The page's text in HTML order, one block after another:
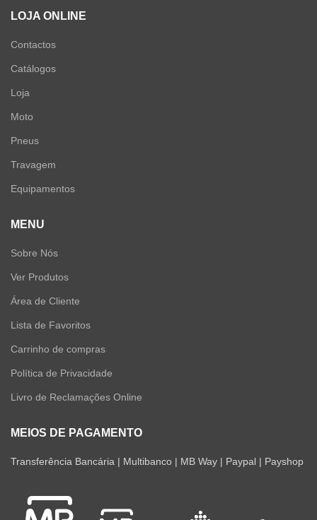
LOJA ONLINE
Contactos
Catálogos
Loja
Moto
Pneus
Travagem
Equipamentos
MENU
Sobre Nós
Ver Produtos
Área de Cliente
Lista de Favoritos
Carrinho de compras
Política de Privacidade
Livro de Reclamações Online
MEIOS DE PAGAMENTO
Transferência Bancária | Multibanco | MB Way | Paypal | Payshop